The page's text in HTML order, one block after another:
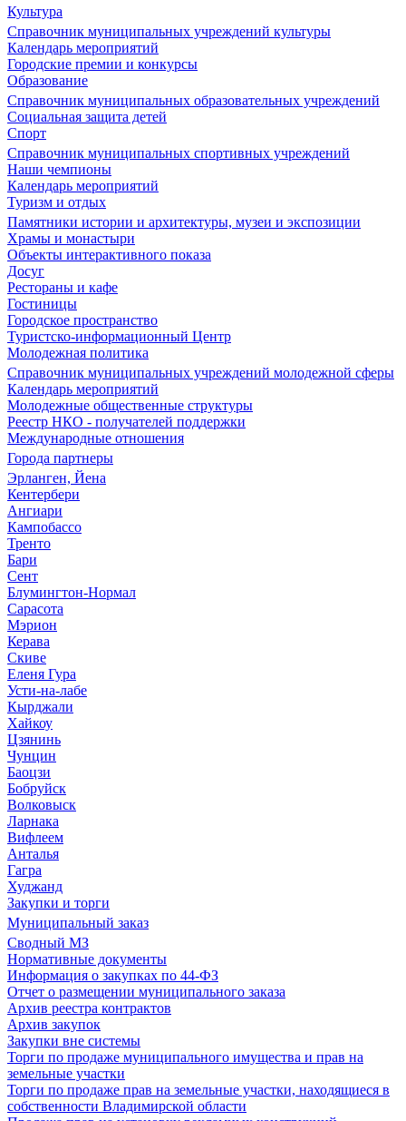
Культура
Справочник муниципальных учреждений культуры
Календарь мероприятий
Городские премии и конкурсы
Образование
Справочник муниципальных образовательных учреждений
Социальная защита детей
Спорт
Справочник муниципальных спортивных учреждений
Наши чемпионы
Календарь мероприятий
Туризм и отдых
Памятники истории и архитектуры, музеи и экспозиции
Храмы и монастыри
Объекты интерактивного показа
Досуг
Рестораны и кафе
Гостиницы
Городское пространство
Туристско-информационный Центр
Молодежная политика
Справочник муниципальных учреждений молодежной сферы
Календарь мероприятий
Молодежные общественные структуры
Реестр НКО - получателей поддержки
Международные отношения
Города партнеры
Эрланген, Йена
Кентербери
Ангиари
Кампобассо
Тренто
Бари
Сент
Блумингтон-Нормал
Сарасота
Мэрион
Керава
Скиве
Еленя Гура
Усти-на-лабе
Кырджали
Хайкоу
Цзянинь
Чунцин
Баоцзи
Бобруйск
Волковыск
Ларнака
Вифлеем
Анталья
Гагра
Худжанд
Закупки и торги
Муниципальный заказ
Сводный МЗ
Нормативные документы
Информация о закупках по 44-ФЗ
Отчет о размещении муниципального заказа
Архив реестра контрактов
Архив закупок
Закупки вне системы
Торги по продаже муниципального имущества и прав на
земельные участки
Торги по продаже прав на земельные участки, находящиеся в
собственности Владимирской области